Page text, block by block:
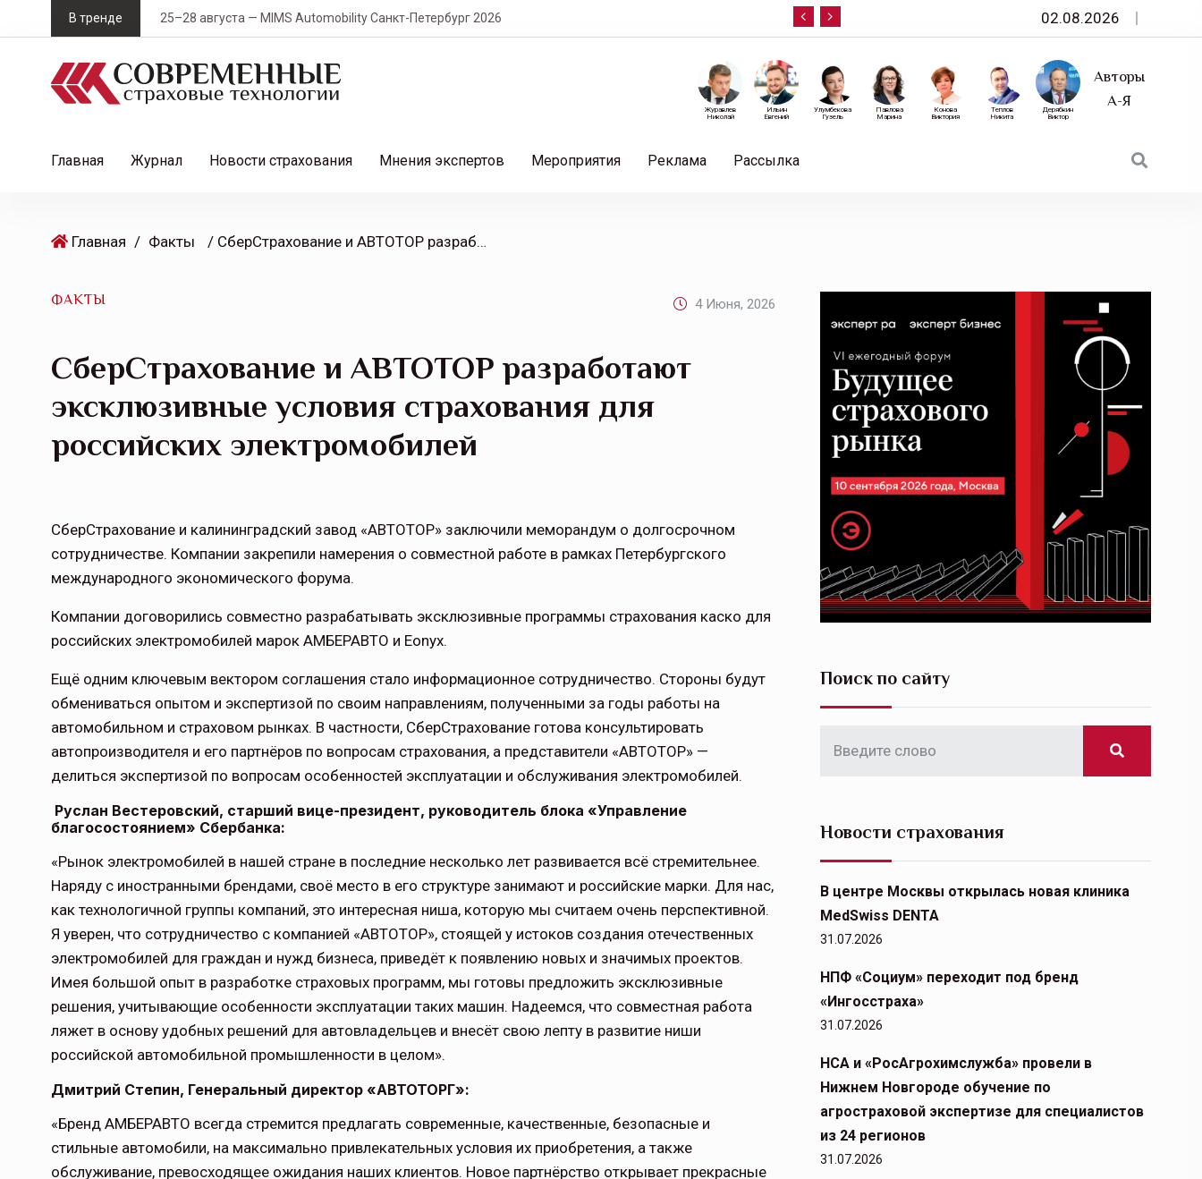
k
В тренде 25–28 августа — MIMS Automobility Санкт-Петербург 2026 10 сентября — «Эксперт РА» приглашает на
02.08.2026
Авторы
А-Я
Дерябкин
Виктор
Теплов
Никита
Конова
Виктория
Павлова
Марина
Улумбекова
Гузель
Ильин
Евгений
Журавлев
Николай
Главная Журнал Новости страхования Мнения экспертов Мероприятия Реклама Рассылка
Главная / Факты / СберСтрахование и АВТОТОР разработают эксклюзивные условия страхования для российских электромобилей
ФАКТЫ 4 Июня, 2026
СберСтрахование и АВТОТОР разработают
эксклюзивные условия страхования для
российских электромобилей
СберСтрахование и калининградский завод «АВТОТОР» заключили меморандум о долгосрочном
сотрудничестве. Компании закрепили намерения о совместной работе в рамках Петербургского
международного экономического форума.
Компании договорились совместно разрабатывать эксклюзивные программы страхования каско для
российских электромобилей марок АМБЕРАВТО и Eonyx.
Ещё одним ключевым вектором соглашения стало информационное сотрудничество. Стороны будут
обмениваться опытом и экспертизой по своим направлениям, полученными за годы работы на
автомобильном и страховом рынках. В частности, СберСтрахование готова консультировать
автопроизводителя и его партнёров по вопросам страхования, а представители «АВТОТОР» —
делиться экспертизой по вопросам особенностей эксплуатации и обслуживания электромобилей.
Руслан Вестеровский, старший вице-президент, руководитель блока «Управление
благосостоянием» Сбербанка:
«Рынок электромобилей в нашей стране в последние несколько лет развивается всё стремительнее.
Наряду с иностранными брендами, своё место в его структуре занимают и российские марки. Для нас,
как технологичной группы компаний, это интересная ниша, которую мы считаем очень перспективной.
Я уверен, что сотрудничество с компанией «АВТОТОР», стоящей у истоков создания отечественных
электромобилей для граждан и нужд бизнеса, приведёт к появлению новых и значимых проектов.
Имея большой опыт в разработке страховых программ, мы готовы предложить эксклюзивные
решения, учитывающие особенности эксплуатации таких машин. Надеемся, что совместная работа
ляжет в основу удобных решений для автовладельцев и внесёт свою лепту в развитие ниши
российской автомобильной промышленности в целом».
Дмитрий Степин, Генеральный директор «АВТОТОРГ»:
«Бренд АМБЕРАВТО всегда стремится предлагать современные, качественные, безопасные и
стильные автомобили, на максимально привлекательных условия их приобретения, а также
обслуживание, превосходящее ожидания наших клиентов. Новое партнёрство открывает прекрасные
Поиск по сайту
Новости страхования
В центре Москвы открылась новая клиника
MedSwiss DENTA
31.07.2026
НПФ «Социум» переходит под бренд
«Ингосстраха»
31.07.2026
НСА и «РосАгрохимслужба» провели в
Нижнем Новгороде обучение по
агростраховой экспертизе для специалистов
из 24 регионов
31.07.2026